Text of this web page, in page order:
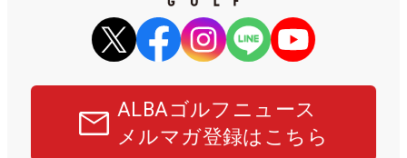
ALBAゴルフニュース
メルマガ登録はこちら